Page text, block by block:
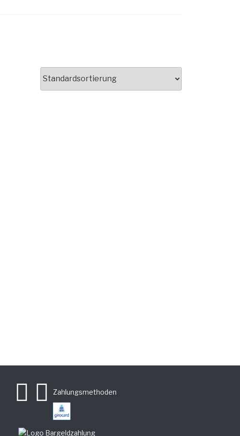
Zahlungsmethoden